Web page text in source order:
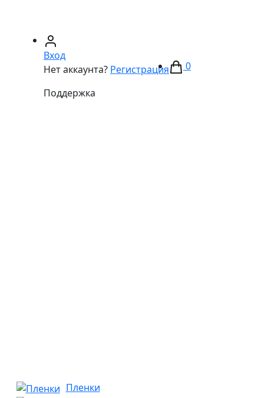
Вход
Нет аккаунта? Регистрация
Поддержка
0
Пленки